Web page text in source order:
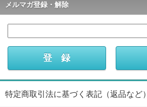
メルマガ登録・解除
特定商取引法に基づく表記（返品など）